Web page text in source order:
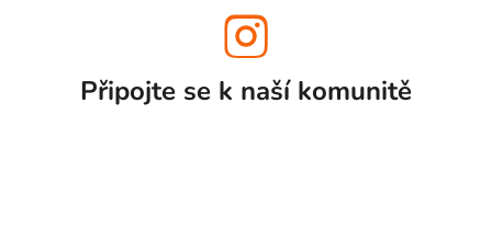
Připojte se k naší komunitě